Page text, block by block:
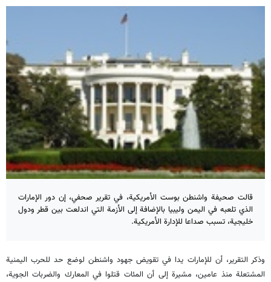
قالت صحيفة واشنطن بوست الأمريكية، في تقرير صحفي، إن دور الإمارات
الذي تلعبه في اليمن وليبيا بالإضافة إلى الأزمة التي اندلعت بين قطر ودول
خليجية، تسبب صداعا للإدارة الأمريكية.
وذكر التقرير، أن للإمارات يدا في تقويض جهود واشنطن لوضع حد للحرب اليمنية
المشتعلة منذ عامين، مشيرة إلى أن المئات قتلوا في المعارك والضربات الجوية،